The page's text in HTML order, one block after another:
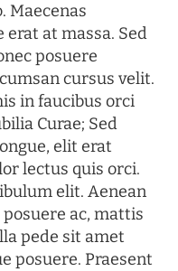
Maecenas
erat at massa. Sed
posuere
cursus velit.
in faucibus orci
Curae; Sed
elit erat
lectus quis orci.
elit. Aenean
ac, mattis
pede sit amet
posuere. Praesent